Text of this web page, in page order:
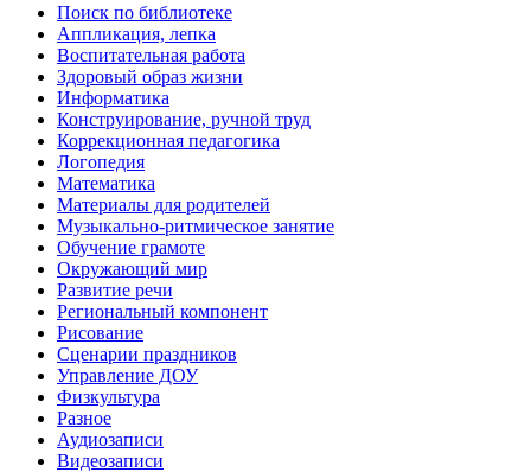
Поиск по библиотеке
Аппликация, лепка
Воспитательная работа
Здоровый образ жизни
Информатика
Конструирование, ручной труд
Коррекционная педагогика
Логопедия
Математика
Материалы для родителей
Музыкально-ритмическое занятие
Обучение грамоте
Окружающий мир
Развитие речи
Региональный компонент
Рисование
Сценарии праздников
Управление ДОУ
Физкультура
Разное
Аудиозаписи
Видеозаписи